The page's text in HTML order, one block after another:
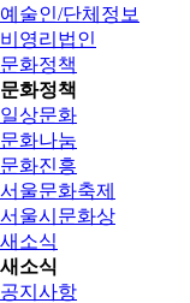
예술인/단체정보
비영리법인
문화정책
문화정책
일상문화
문화나눔
문화진흥
서울문화축제
서울시문화상
새소식
새소식
공지사항